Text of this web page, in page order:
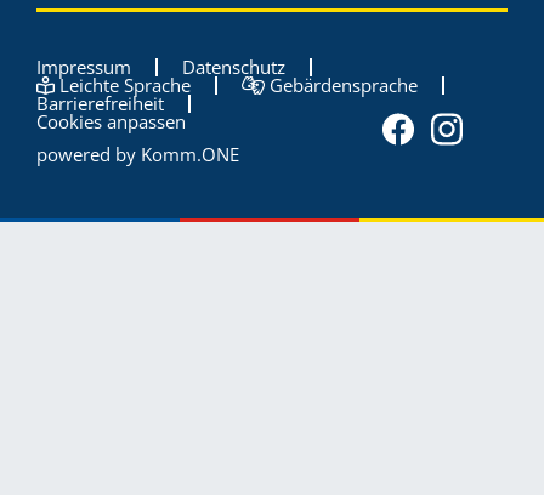
Impressum Datenschutz
Leichte Sprache Gebärdensprache
Barrierefreiheit
Cookies anpassen
powered by Komm.ONE